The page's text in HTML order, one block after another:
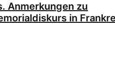
Anmerkungen zu
in